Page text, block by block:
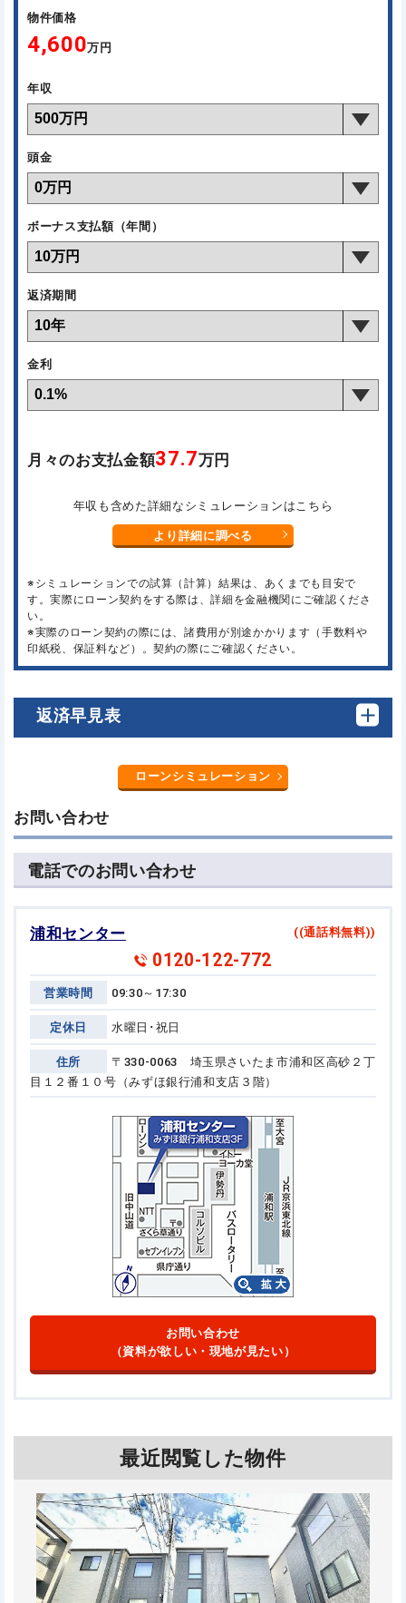
物件価格
4,600万円
年収
頭金
ボーナス支払額（年間）
返済期間
金利
月々のお支払金額37.7万円
年収も含めた詳細なシミュレーションはこちら
より詳細に調べる
※シミュレーションでの試算（計算）結果は、あくまでも目安で
す。実際にローン契約をする際は、詳細を金融機関にご確認くださ
い。
※実際のローン契約の際には、諸費用が別途かかります（手数料や
印紙税、保証料など）。契約の際にご確認ください。
返済早見表
ローンシミュレーション
お問い合わせ
電話でのお問い合わせ
浦和センター ((通話料無料))
0120-122-772
営業時間 09:30～17:30
定休日 水曜日･祝日
住所
〒330-0063 埼玉県さいたま市浦和区高砂２丁
目１２番１０号 （みずほ銀行浦和支店３階）
お問い合わせ
（資料が欲しい・現地が見たい）
最近閲覧した物件